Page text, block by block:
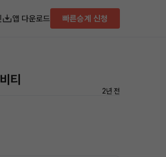
앱 다운로드 빠른승계 신청
티
2년 전